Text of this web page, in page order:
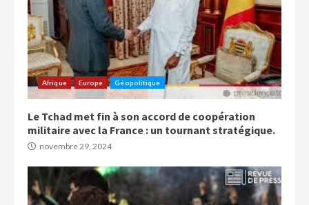
Afrique Europe Géopolitique
Le Tchad met fin à son accord de coopération
militaire avec la France : un tournant stratégique.
novembre 29, 2024